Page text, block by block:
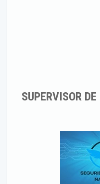
SUPERVISOR